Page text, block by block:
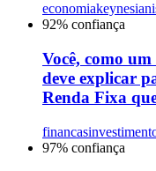
economia
92% confiança
Você, como um
deve explicar
Renda Fixa
financas
97% confiança